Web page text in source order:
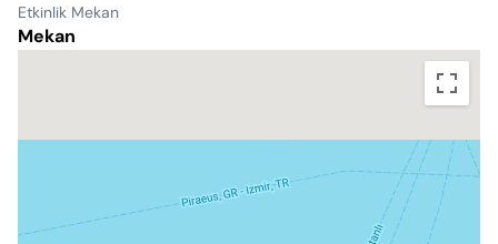
Etkinlik Mekan
Mekan